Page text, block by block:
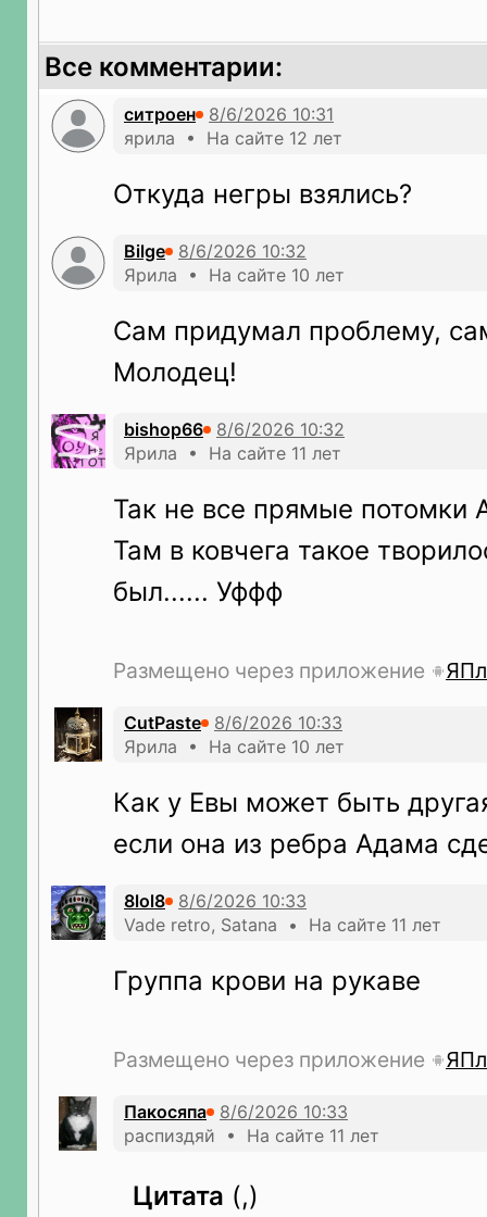
Все комментарии:
ситроен
ярила • На сайте 12 лет
Откуда негры взялись?
Bilge
Ярила • На сайте 10 лет
Сам придумал проблему,
Молодец!
bishop66
Ярила • На сайте 11 лет
Так не все прямые потомки
Там в ковчега такое
был...... Уффф
Размещено через приложение
CutPaste
Ярила • На сайте 10 лет
Как у Евы может быть
если она из ребра Адама
8lol8
Vade retro, Satana • На сайте 11 лет
Группа крови на рукаве
Размещено через приложение
Пакосяпа
распиздяй • На сайте 11 лет
Цитата (,)